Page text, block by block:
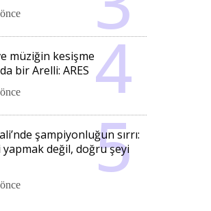
müziğin kesişme
bir Arelli: ARES
şampiyonluğun sırrı:
yapmak değil, doğru şeyi